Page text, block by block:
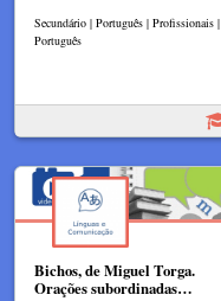
Secundário | Português | Profissionais |
Português
Bichos, de Miguel Torga.
Orações subordinadas…